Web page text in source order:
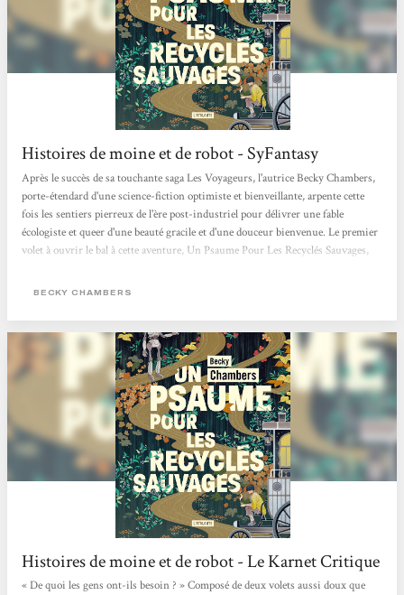
Histoires de moine et de robot - SyFantasy
Après le succès de sa touchante saga Les Voyageurs, l'autrice Becky Chambers,
porte-étendard d'une science-fiction optimiste et bienveillante, arpente cette
fois les sentiers pierreux de l'ère post-industriel pour délivrer une fable
écologiste et queer d'une beauté gracile et d'une douceur bienvenue. Le premier
volet à ouvrir le bal à cette aventure, Un Psaume Pour Les Recyclés Sauvages,
n'a jamais été aussi bien représenté que sous la plume de Chambers. L'altérité
BECKY CHAMBERS
Histoires de moine et de robot - Le Karnet Critique
« De quoi les gens ont-ils besoin ? » Composé de deux volets aussi doux que